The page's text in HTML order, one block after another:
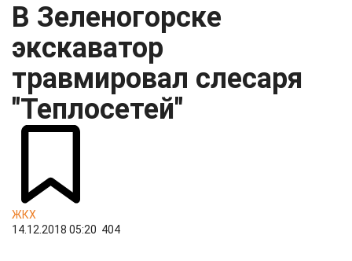
В Зеленогорске
экскаватор
травмировал слесаря
"Теплосетей"
ЖКХ
14.12.2018 05:20 404